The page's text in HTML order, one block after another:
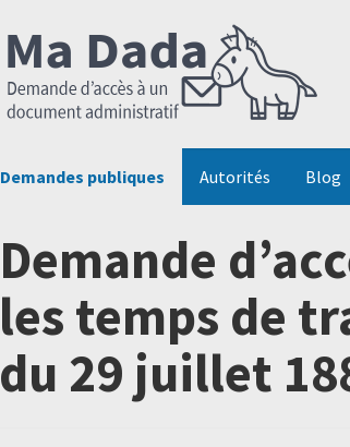
Demandes publiques Autorités Blog
Demande
les temps de
du 29 juillet